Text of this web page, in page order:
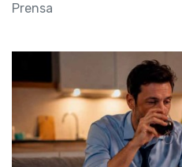
Prensa